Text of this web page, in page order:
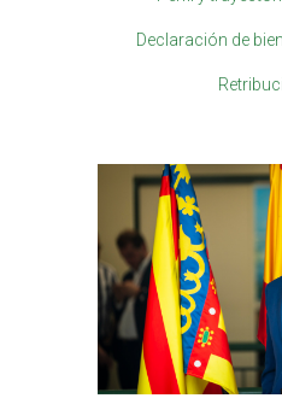
Declaración de